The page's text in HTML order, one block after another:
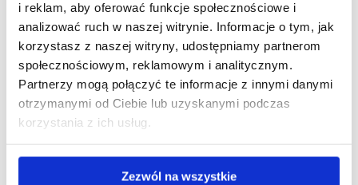
i reklam, aby oferować funkcje społecznościowe i
analizować ruch w naszej witrynie. Informacje o tym, jak
korzystasz z naszej witryny, udostępniamy partnerom
społecznościowym, reklamowym i analitycznym.
Partnerzy mogą połączyć te informacje z innymi danymi
otrzymanymi od Ciebie lub uzyskanymi podczas
korzystania z ich usług.
Zezwól na wszystkie
Sekretariat Centrum
Symulacji Medycznej
tel.: 17 872 19 30
e-mail:
csmcm@ur.edu.pl
Lekkoatletyczne
tel.: 17 872 33 76
e-mail: